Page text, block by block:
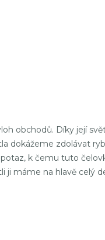
obchodů. Díky její
dokážeme zdolávat
k čemu tuto
ji máme na hlavě celý